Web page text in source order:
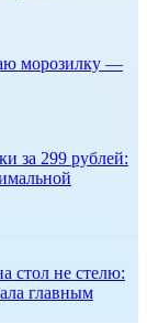
морозилку —
за 299 рублей:
стол не стелю:
главным